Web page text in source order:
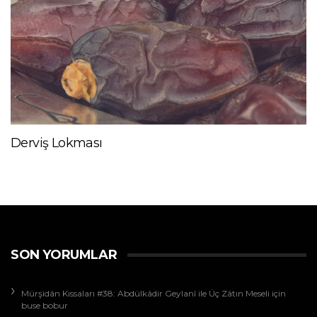
Derviş Lokması
SON YORUMLAR
Mürşidân Kıssaları #38: Abdülkâdir Geylanî ile Üç Zâtın Meseli için
buse bobur